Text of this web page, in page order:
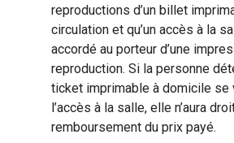
reproductions d’un billet
circulation et qu’un accès à la
accordé au porteur d’une
reproduction. Si la personne
ticket imprimable à domicile se
l’accès à la salle, elle n’aura
remboursement du prix payé.